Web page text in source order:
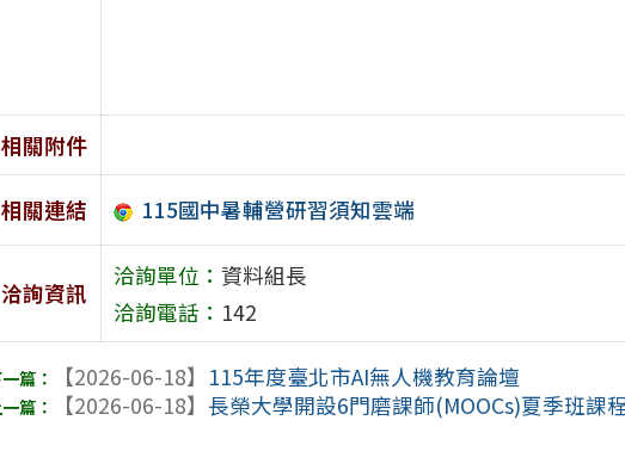
相關附件
相關連結 115國中暑輔營研習須知雲端
洽詢資訊
洽詢單位： 資料組長
洽詢電話： 142
【2026-06-18】 115年度臺北市AI無人機教育論壇
【2026-06-18】 長榮大學開設6門磨課師(MOOCs)夏季班課